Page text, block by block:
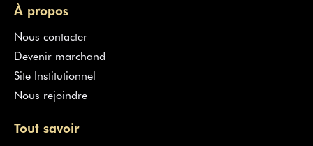
À propos
Nous contacter
Devenir marchand
Site Institutionnel
Nous rejoindre
Tout savoir